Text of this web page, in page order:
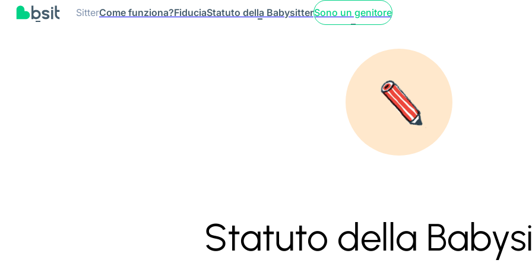
SitterCome funziona?FiduciaStatuto della BabysitterSono un genitore
Statuto della